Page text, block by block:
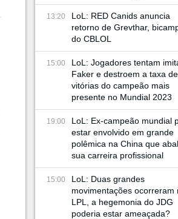
13:20
LoL: RED Canids anuncia
retorno de Grevthar,
do CBLOL
15:00
LoL: Jogadores tentam
Faker e destroem a taxa de
vitórias do campeão mais
presente no Mundial 2023
19:00
LoL: Ex-campeão mundial
estar envolvido em grande
polêmica na China que
sua carreira profissional
15:00
LoL: Duas grandes
movimentações ocorreram
LPL, a hegemonia do JDG
poderia estar ameaçada?